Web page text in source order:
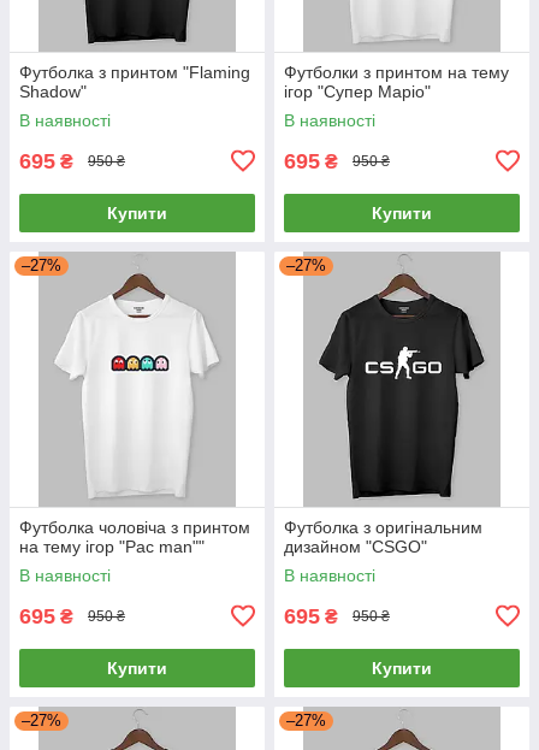
Футболка з принтом "Flaming
Shadow"
В наявності
695 ₴ 950 ₴
Купити
Футболки з принтом на тему
ігор "Супер Маріо"
В наявності
695 ₴ 950 ₴
Купити
–27%
Футболка чоловіча з принтом
на тему ігор "Pac man""
В наявності
695 ₴ 950 ₴
Купити
–27%
Футболка з оригінальним
дизайном "CSGO"
В наявності
695 ₴ 950 ₴
Купити
–27% –27%